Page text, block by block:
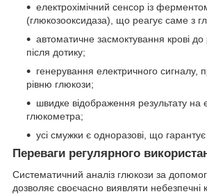
електрохімічний сенсор із
(глюкозооксидаза), що реагує саме з
автоматичне засмоктування крові до
після дотику;
генерування електричного сигналу,
рівню глюкози;
швидке відображення результату на
глюкометра;
усі смужки є одноразові, що гарантує
Переваги регулярного
Систематичний аналіз глюкози за
дозволяє своєчасно виявляти небезпечні